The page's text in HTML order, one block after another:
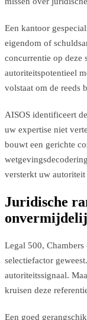
Een kantoor
eigendom of
concurrentie op deze
autoriteitspotentieel
volstaat om de reeds
AISOS identificeert
uw expertise niet
bouwt een gerichte
versterkt uw
Juridische
Legal 500,
selectiefactor
autoriteitssignaal.
kruisen deze
Een goed